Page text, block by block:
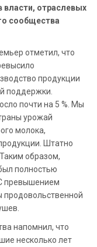
власти, отраслевых
сообщества
отметил, что
продукции
поддержки.
почти на 5 %. Мы
урожай
молока,
Штатно
образом,
полностью
превышением
напомнил, что
несколько лет